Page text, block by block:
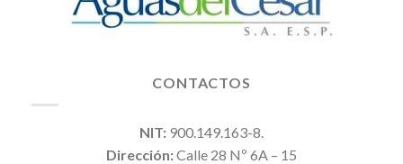
CONTACTOS
NIT: 900.149.163-8.
Dirección:Calle 28 Nº 6A – 15